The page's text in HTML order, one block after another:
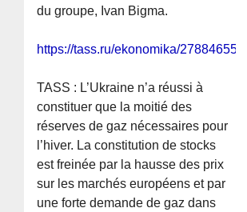
du groupe, Ivan Bigma.
https://tass.ru/ekonomika/27884655
TASS : L’Ukraine n’a réussi à
constituer que la moitié des
réserves de gaz nécessaires pour
l’hiver. La constitution de stocks
est freinée par la hausse des prix
sur les marchés européens et par
une forte demande de gaz dans